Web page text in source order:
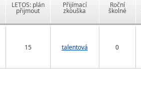
LETOS: plán
přijmout
Přijímací
zkouška
Roční
školné
15 talentová 0